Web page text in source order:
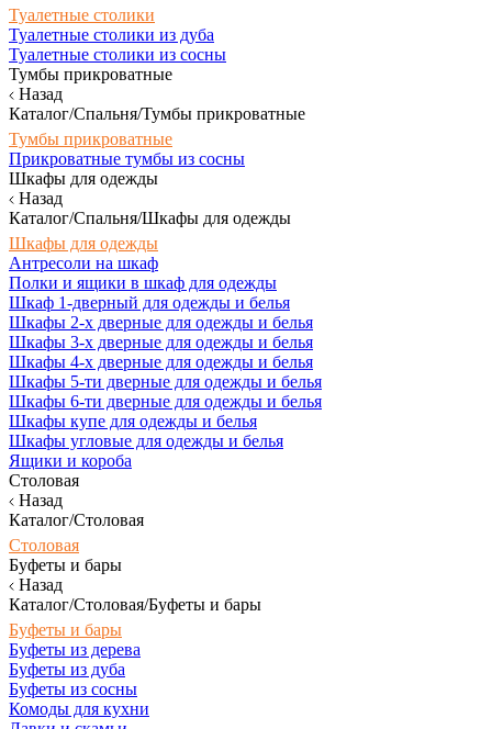
Туалетные столики
Туалетные столики из дуба
Туалетные столики из сосны
Тумбы прикроватные
Назад
Каталог/Спальня/Тумбы прикроватные
Тумбы прикроватные
Прикроватные тумбы из сосны
Шкафы для одежды
Назад
Каталог/Спальня/Шкафы для одежды
Шкафы для одежды
Антресоли на шкаф
Полки и ящики в шкаф для одежды
Шкаф 1-дверный для одежды и белья
Шкафы 2-х дверные для одежды и белья
Шкафы 3-х дверные для одежды и белья
Шкафы 4-х дверные для одежды и белья
Шкафы 5-ти дверные для одежды и белья
Шкафы 6-ти дверные для одежды и белья
Шкафы купе для одежды и белья
Шкафы угловые для одежды и белья
Ящики и короба
Столовая
Назад
Каталог/Столовая
Столовая
Буфеты и бары
Назад
Каталог/Столовая/Буфеты и бары
Буфеты и бары
Буфеты из дерева
Буфеты из дуба
Буфеты из сосны
Комоды для кухни